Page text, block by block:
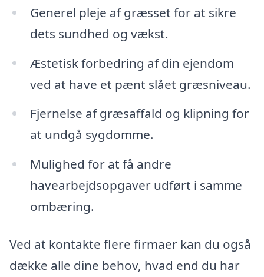
Generel pleje af græsset for at sikre
dets sundhed og vækst.
Æstetisk forbedring af din ejendom
ved at have et pænt slået græsniveau.
Fjernelse af græsaffald og klipning for
at undgå sygdomme.
Mulighed for at få andre
havearbejdsopgaver udført i samme
ombæring.
Ved at kontakte flere firmaer kan du også
dække alle dine behov, hvad end du har